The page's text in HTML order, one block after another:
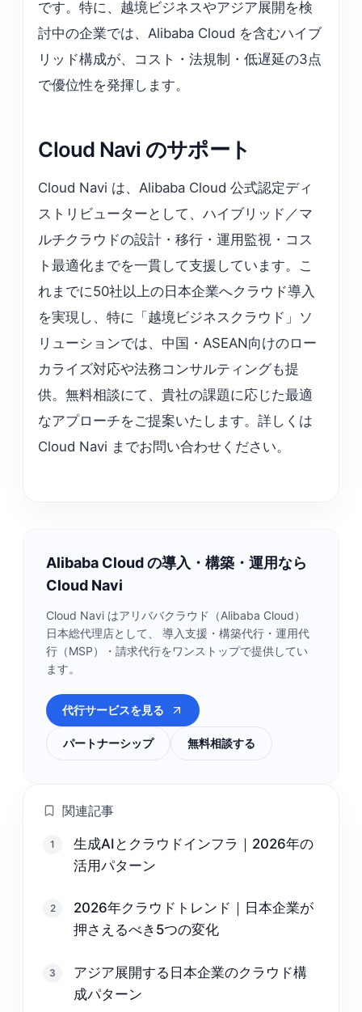
です。特に、越境ビジネスやアジア展開を検
討中の企業では、Alibaba Cloud を含むハイブ
リッド構成が、コスト・法規制・低遅延の3点
で優位性を発揮します。
Cloud Navi のサポート
Cloud Navi は、Alibaba Cloud 公式認定ディ
ストリビューターとして、ハイブリッド／マ
ルチクラウドの設計・移行・運用監視・コス
ト最適化までを一貫して支援しています。こ
れまでに50社以上の日本企業へクラウド導入
を実現し、特に「越境ビジネスクラウド」ソ
リューションでは、中国・ASEAN向けのロー
カライズ対応や法務コンサルティングも提
供。無料相談にて、貴社の課題に応じた最適
なアプローチをご提案いたします。詳しくは
Cloud Navi までお問い合わせください。
Alibaba Cloud の導入・構築・運用なら
Cloud Navi
Cloud Navi はアリババクラウド（Alibaba Cloud）
日本総代理店として、 導入支援・構築代行・運用代
行（MSP）・請求代行をワンストップで提供してい
ます。
代行サービスを見る
パートナーシップ 無料相談する
関連記事
1
生成AIとクラウドインフラ｜2026年の
活用パターン
2
2026年クラウドトレンド｜日本企業が
押さえるべき5つの変化
3
アジア展開する日本企業のクラウド構
成パターン